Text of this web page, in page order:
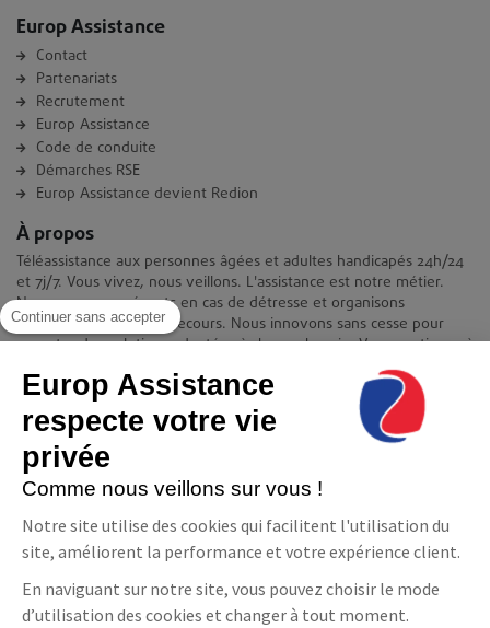
Continuer sans accepter
Europ Assistance
respecte votre vie
privée
Comme nous veillons sur vous !
Notre site utilise des cookies qui facilitent l'utilisation du
site, améliorent la performance et votre expérience client.
En naviguant sur notre site, vous pouvez choisir le mode
d’utilisation des cookies et changer à tout moment.
Europ Assistance
Contact
Partenariats
Recrutement
Europ Assistance
Code de conduite
Démarches RSE
Europ Assistance devient Redion
À propos
Téléassistance aux personnes âgées et adultes handicapés 24h/24
et 7j/7. Vous vivez, nous veillons. L'assistance est notre métier.
Nous sommes présents en cas de détresse et organisons
immédiatement votre secours. Nous innovons sans cesse pour
apporter des solutions adaptées à chaque besoin. Vous continuez à
Contact
Europ Assistance La Téléassistance
11-17 avenue François Mitterrand 93210 Saint-Denis
08 06 23 10 10(prix d'un appel local)
NOUS CONTACTER
Suivez-nous
Facebook
LinkedInYouTube